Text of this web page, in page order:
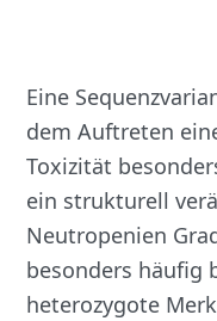
Eine
dem Auftreten
Toxizität
ein strukturell
Neutropenien
besonders häufig
heterozygote